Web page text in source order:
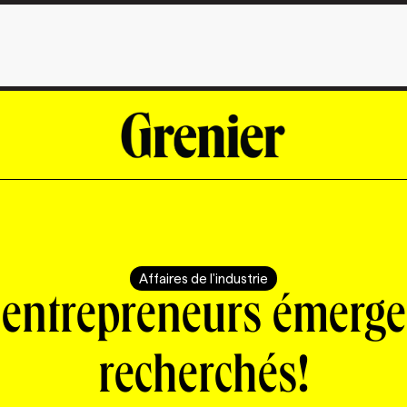
Affaires de l'industrie
recherchés!